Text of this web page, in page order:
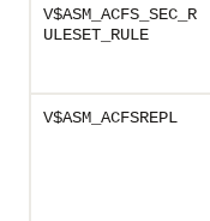
V$ASM_ACFS_SEC_R
ULESET_RULE
V$ASM_ACFSREPL